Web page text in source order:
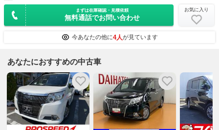
まずは在庫確認・見積依頼
無料通話でお問い合わせ
お気に入り
今あなたの他に4人が見ています
あなたにおすすめの中古車